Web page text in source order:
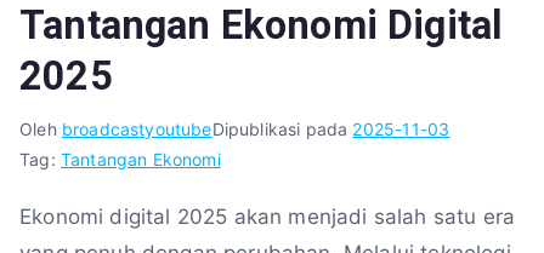
Tantangan Ekonomi Digital
2025
Oleh broadcastyoutubeDipublikasi pada 2025-11-03
Tag: Tantangan Ekonomi
Ekonomi digital 2025 akan menjadi salah satu era